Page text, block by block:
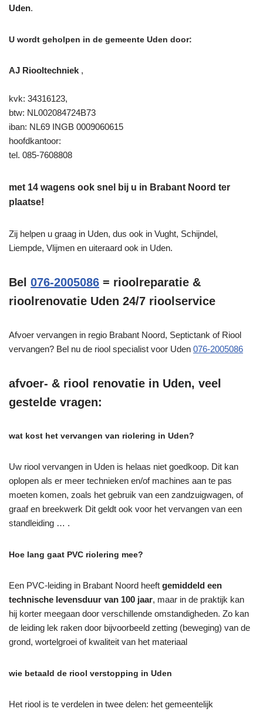
Uden.
U wordt geholpen in de gemeente Uden door:
AJ Riooltechniek ,
kvk: 34316123,
btw: NL002084724B73
iban: NL69 INGB 0009060615
hoofdkantoor:
tel. 085-7608808
met 14 wagens ook snel bij u in Brabant Noord ter
plaatse!
Zij helpen u graag in Uden, dus ook in Vught, Schijndel,
Liempde, Vlijmen en uiteraard ook in Uden.
Bel 076-2005086 = rioolreparatie &
rioolrenovatie Uden 24/7 rioolservice
Afvoer vervangen in regio Brabant Noord, Septictank of Riool
vervangen? Bel nu de riool specialist voor Uden 076-2005086
afvoer- & riool renovatie in Uden, veel
gestelde vragen:
wat kost het vervangen van riolering in Uden?
Uw riool vervangen in Uden is helaas niet goedkoop. Dit kan
oplopen als er meer technieken en/of machines aan te pas
moeten komen, zoals het gebruik van een zandzuigwagen, of
graaf en breekwerk Dit geldt ook voor het vervangen van een
standleiding … .
Hoe lang gaat PVC riolering mee?
Een PVC-leiding in Brabant Noord heeft gemiddeld een
technische levensduur van 100 jaar, maar in de praktijk kan
hij korter meegaan door verschillende omstandigheden. Zo kan
de leiding lek raken door bijvoorbeeld zetting (beweging) van de
grond, wortelgroei of kwaliteit van het materiaal
wie betaald de riool verstopping in Uden
Het riool is te verdelen in twee delen: het gemeentelijk